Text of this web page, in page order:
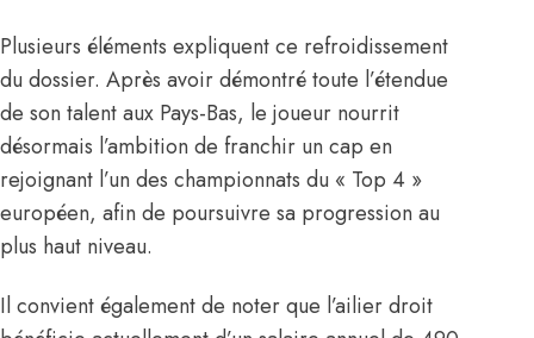
Plusieurs éléments expliquent ce refroidissement
du dossier. Après avoir démontré toute l’étendue
de son talent aux Pays-Bas, le joueur nourrit
désormais l’ambition de franchir un cap en
rejoignant l’un des championnats du « Top 4 »
européen, afin de poursuivre sa progression au
plus haut niveau.
Il convient également de noter que l’ailier droit